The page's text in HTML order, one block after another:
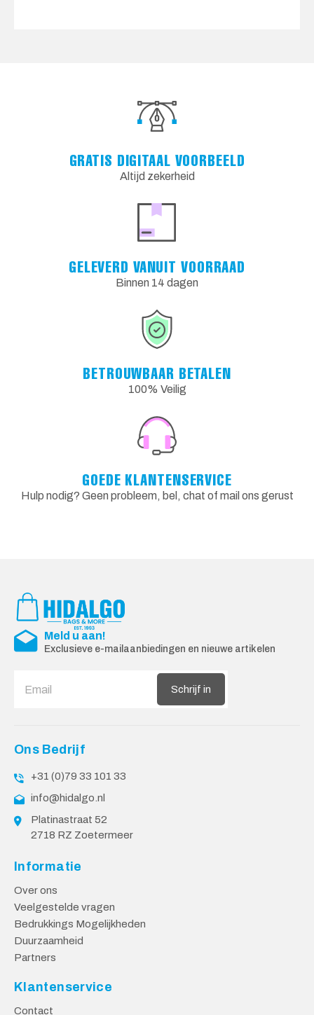
GRATIS DIGITAAL VOORBEELD
Altijd zekerheid
GELEVERD VANUIT VOORRAAD
Binnen 14 dagen
BETROUWBAAR BETALEN
100% Veilig
GOEDE KLANTENSERVICE
Hulp nodig? Geen probleem, bel, chat of mail ons gerust
Meld u aan!
Exclusieve e-mailaanbiedingen en nieuwe artikelen
Schrijf in
Ons Bedrijf
+31 (0)79 33 101 33
info@hidalgo.nl
Platinastraat 52
2718 RZ Zoetermeer
Informatie
Over ons
Veelgestelde vragen
Bedrukkings Mogelijkheden
Duurzaamheid
Partners
Klantenservice
Contact